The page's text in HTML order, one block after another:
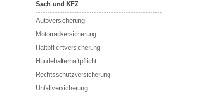
Sach und KFZ
Autoversicherung
Motorradversicherung
Haftpflichtversicherung
Hundehalterhaftpflicht
Rechtsschutzversicherung
Unfallversicherung